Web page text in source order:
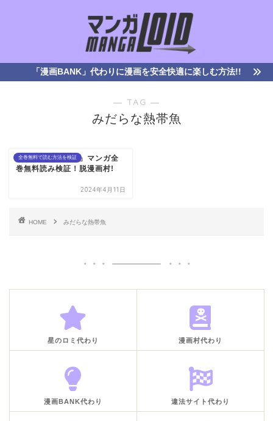
「漫画BANK」代わりに漫画を安全快適に楽しむ方法!!
― TAG ―
みだらな熱帯魚
全巻無料で読む方法を検証
「みだらな熱帯魚」マンガ全
巻無料読み検証！脱漫画村!
2024年4月11日
HOME みだらな熱帯魚
星のロミ代わり 漫画村代わり
漫画BANK代わり 違法サイト代わり